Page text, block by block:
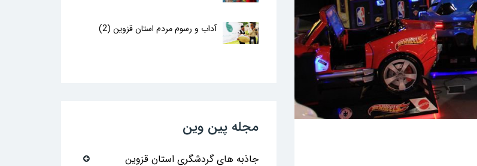
آداب و رسوم مردم استان قزوین (2)
مجله پین وین
جاذبه های گردشگری استان قزوین